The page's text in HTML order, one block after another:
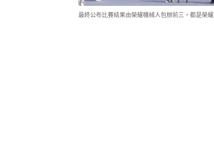
最終公布比賽結果由榮耀機械人包辦前三，都是榮